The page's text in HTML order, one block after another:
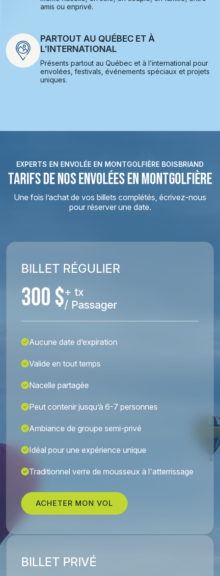
amis ou enprivé.
PARTOUT AU QUÉBEC ET À
L’INTERNATIONAL
Présents partout au Québec et à l’international pour
envolées, festivals, événements spéciaux et projets
uniques.
EXPERTS EN ENVOLÉE EN MONTGOLFIÈRE BOISBRIAND
TARIFS DE NOS ENVOLÉES EN MONTGOLFIÈRE
Une fois l’achat de vos billets complétés, écrivez-nous
pour réserver une date.
BILLET RÉGULIER
300 $+ tx
/ Passager
Aucune date d’expiration
Valide en tout temps
Nacelle partagée
Peut contenir jusqu’à 6-7 personnes
Ambiance de groupe semi-privé
Idéal pour une expérience unique
Traditionnel verre de mousseux à l'atterrissage
ACHETER MON VOL
BILLET PRIVÉ